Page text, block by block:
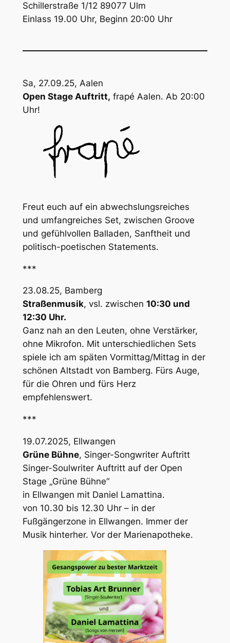
Schillerstraße 1/12 89077 Ulm
Einlass 19.00 Uhr, Beginn 20:00 Uhr
Sa, 27.09.25, Aalen
Open Stage Auftritt, frapé Aalen. Ab 20:00
Uhr!
Freut euch auf ein abwechslungsreiches
und umfangreiches Set, zwischen Groove
und gefühlvollen Balladen, Sanftheit und
politisch-poetischen Statements.
***
23.08.25, Bamberg
Straßenmusik, vsl. zwischen 10:30 und
12:30 Uhr.
Ganz nah an den Leuten, ohne Verstärker,
ohne Mikrofon. Mit unterschiedlichen Sets
spiele ich am späten Vormittag/Mittag in der
schönen Altstadt von Bamberg. Fürs Auge,
für die Ohren und fürs Herz
empfehlenswert.
***
19.07.2025, Ellwangen
Grüne Bühne, Singer-Songwriter Auftritt
Singer-Soulwriter Auftritt auf der Open
Stage „Grüne Bühne“
in Ellwangen mit Daniel Lamattina.
von 10.30 bis 12.30 Uhr – in der
Fußgängerzone in Ellwangen. Immer der
Musik hinterher. Vor der Marienapotheke.